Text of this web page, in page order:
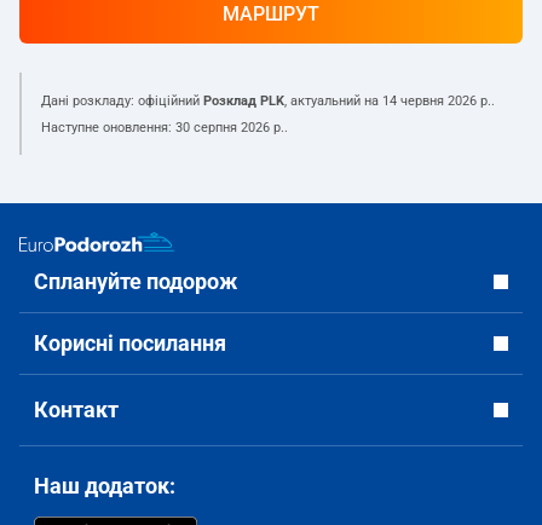
МАРШРУТ
Дані розкладу: офіційний Розклад PLK, актуальний на 14 червня 2026 р..
Наступне оновлення: 30 серпня 2026 р..
Сплануйте подорож
Корисні посилання
Контакт
Наш додаток: